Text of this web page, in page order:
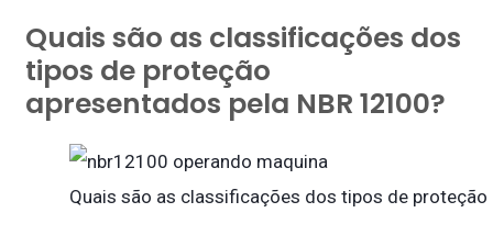
Quais são as classificações dos
tipos de proteção
apresentados pela NBR 12100?
Quais são as classificações dos tipos de proteção